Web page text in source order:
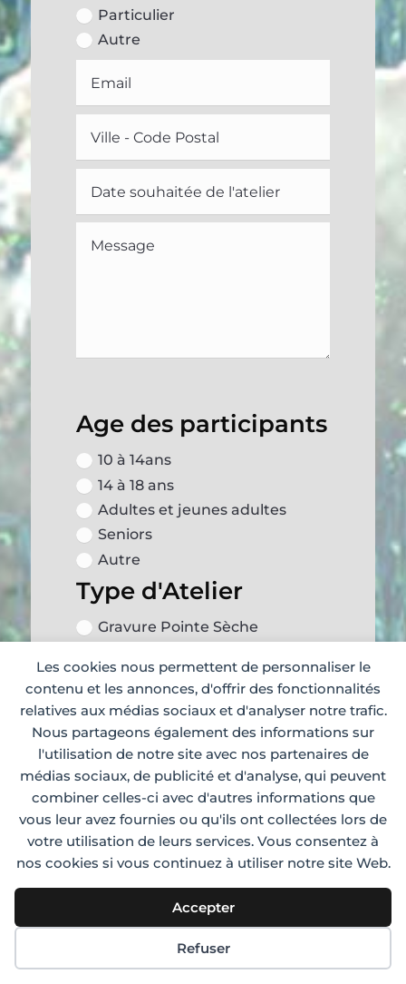
Les cookies nous permettent de personnaliser le
contenu et les annonces, d'offrir des fonctionnalités
relatives aux médias sociaux et d'analyser notre trafic.
Nous partageons également des informations sur
l'utilisation de notre site avec nos partenaires de
médias sociaux, de publicité et d'analyse, qui peuvent
combiner celles-ci avec d'autres informations que
vous leur avez fournies ou qu'ils ont collectées lors de
votre utilisation de leurs services. Vous consentez à
nos cookies si vous continuez à utiliser notre site Web.
Accepter
Refuser
Particulier
Autre
Age des participants
10 à 14ans
14 à 18 ans
Adultes et jeunes adultes
Seniors
Autre
Type d'Atelier
Gravure Pointe Sèche
Gravure Manière noire
Gravure Impression
Atelier Toutes Techniques de
Gravure
Autre
13 + 11=
ENVOYER